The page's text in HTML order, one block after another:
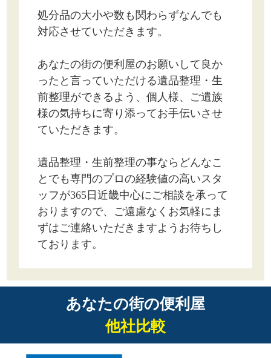
処分品の大小や数も関わらずなんでも
対応させていただきます。
あなたの街の便利屋のお願いして良か
ったと言っていただける遺品整理・生
前整理ができるよう、個人様、ご遺族
様の気持ちに寄り添ってお手伝いさせ
ていただきます。
遺品整理・生前整理の事ならどんなこ
とでも専門のプロの経験値の高いスタ
ッフが365日近畿中心にご相談を承って
おりますので、ご遠慮なくお気軽にま
ずはご連絡いただきますようお待ちし
ております。
あなたの街の便利屋
他社比較